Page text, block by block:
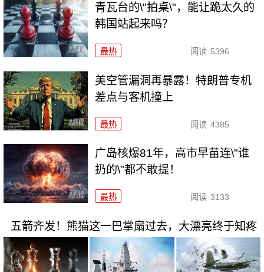
青瓦台的\"拍桌\"，能让跪太久的
韩国站起来吗？
最热 阅读 5396
美空管漏洞再暴露！特朗普专机
差点与客机撞上
最热 阅读 4385
广岛核爆81年，高市早苗连\"谁
扔的\"都不敢提！
最热 阅读 3133
五箭齐发！熊猫这一巴掌扇过去，大漂亮终于知疼